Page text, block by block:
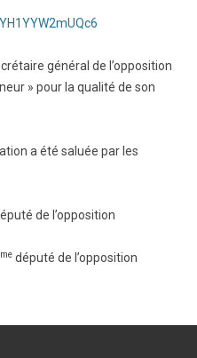
général de l’opposition
» pour la qualité de son
a été saluée par les
de l’opposition
député de l’opposition